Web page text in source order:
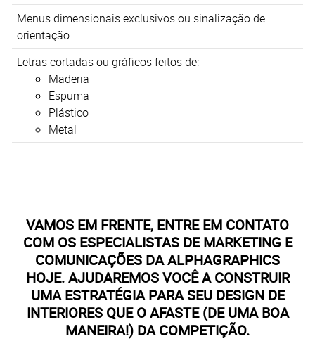
Menus dimensionais exclusivos ou sinalização de
orientação
Letras cortadas ou gráficos feitos de:
Maderia
Espuma
Plástico
Metal
VAMOS EM FRENTE, ENTRE EM CONTATO
COM OS ESPECIALISTAS DE MARKETING E
COMUNICAÇÕES DA ALPHAGRAPHICS
HOJE. AJUDAREMOS VOCÊ A CONSTRUIR
UMA ESTRATÉGIA PARA SEU DESIGN DE
INTERIORES QUE O AFASTE (DE UMA BOA
MANEIRA!) DA COMPETIÇÃO.